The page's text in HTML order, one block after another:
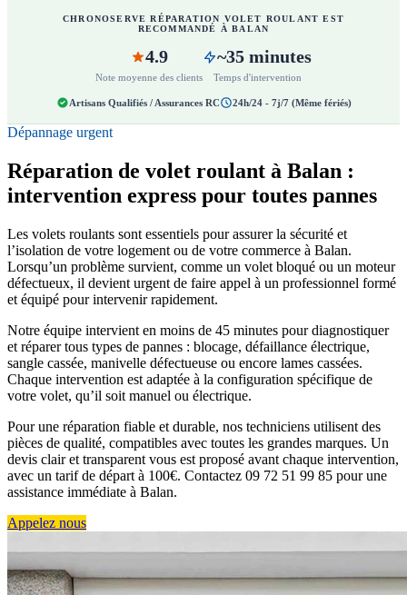
CHRONOSERVE RÉPARATION VOLET ROULANT EST
RECOMMANDÉ À BALAN
4.9
Note moyenne des clients
~35 minutes
Temps d'intervention
Artisans Qualifiés / Assurances RC 24h/24 - 7j/7 (Même fériés)
Dépannage urgent
Réparation de volet roulant à Balan :
intervention express pour toutes pannes
Les volets roulants sont essentiels pour assurer la sécurité et
l’isolation de votre logement ou de votre commerce à Balan.
Lorsqu’un problème survient, comme un volet bloqué ou un moteur
défectueux, il devient urgent de faire appel à un professionnel formé
et équipé pour intervenir rapidement.
Notre équipe intervient en moins de 45 minutes pour diagnostiquer
et réparer tous types de pannes : blocage, défaillance électrique,
sangle cassée, manivelle défectueuse ou encore lames cassées.
Chaque intervention est adaptée à la configuration spécifique de
votre volet, qu’il soit manuel ou électrique.
Pour une réparation fiable et durable, nos techniciens utilisent des
pièces de qualité, compatibles avec toutes les grandes marques. Un
devis clair et transparent vous est proposé avant chaque intervention,
avec un tarif de départ à 100€. Contactez 09 72 51 99 85 pour une
assistance immédiate à Balan.
Appelez nous